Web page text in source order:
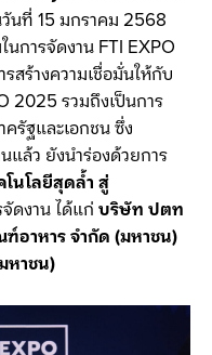
นที่ 15 มกราคม 2568
การจัดงาน FTI EXPO
สร้างความเชื่อมั่นให้กับ
2025 รวมถึงเป็นการ
รัฐและเอกชน ซึ่ง
แล้ว ยังนำร่องด้วยการ
นโลยีสุดล้ำ สู่
ดงาน ได้แก่บริษัท ปตท
อาหาร จำกัด (มหาชน)
หาชน)